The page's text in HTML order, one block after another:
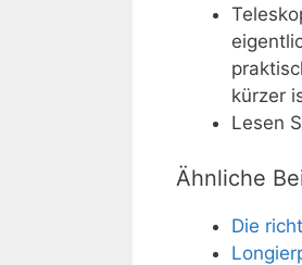
kürzer
Lesen
Ähnliche
Die